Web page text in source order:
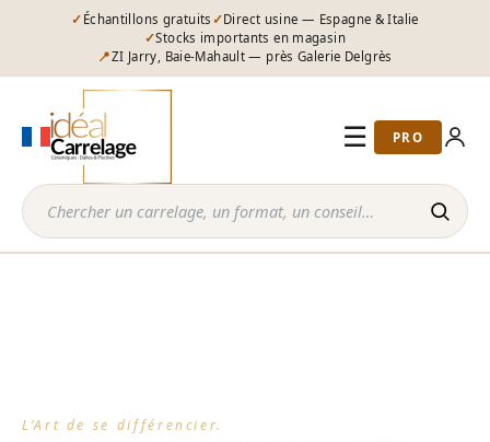
✓ Échantillons gratuits ✓Direct usine — Espagne & Italie
✓Stocks importants en magasin
📍ZI Jarry, Baie-Mahault — près Galerie Delgrès
☰ PRO
L’Art de se différencier.